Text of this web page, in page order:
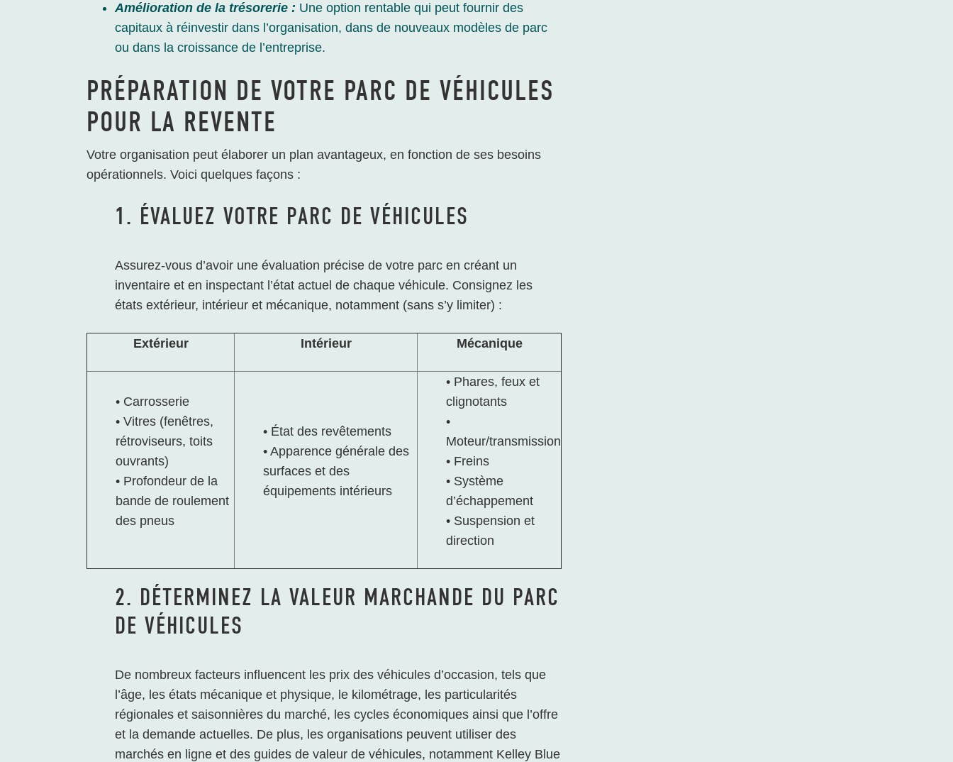
Amélioration de la trésorerie : Une option rentable qui peut fournir des
capitaux à réinvestir dans l’organisation, dans de nouveaux modèles de parc
ou dans la croissance de l’entreprise.
PRÉPARATION DE VOTRE PARC DE VÉHICULES
POUR LA REVENTE
Votre organisation peut élaborer un plan avantageux, en fonction de ses besoins
opérationnels. Voici quelques façons :
1. ÉVALUEZ VOTRE PARC DE VÉHICULES
Assurez-vous d’avoir une évaluation précise de votre parc en créant un
inventaire et en inspectant l’état actuel de chaque véhicule. Consignez les
états extérieur, intérieur et mécanique, notamment (sans s’y limiter) :
Extérieur Intérieur Mécanique
• Carrosserie
• Vitres (fenêtres,
rétroviseurs, toits
ouvrants)
• Profondeur de la
bande de roulement
des pneus
• État des revêtements
• Apparence générale des
surfaces et des
équipements intérieurs
• Phares, feux et
clignotants
•
Moteur/transmission
• Freins
• Système
d’échappement
• Suspension et
direction
2. DÉTERMINEZ LA VALEUR MARCHANDE DU PARC
DE VÉHICULES
De nombreux facteurs influencent les prix des véhicules d’occasion, tels que
l’âge, les états mécanique et physique, le kilométrage, les particularités
régionales et saisonnières du marché, les cycles économiques ainsi que l’offre
et la demande actuelles. De plus, les organisations peuvent utiliser des
marchés en ligne et des guides de valeur de véhicules, notamment Kelley Blue